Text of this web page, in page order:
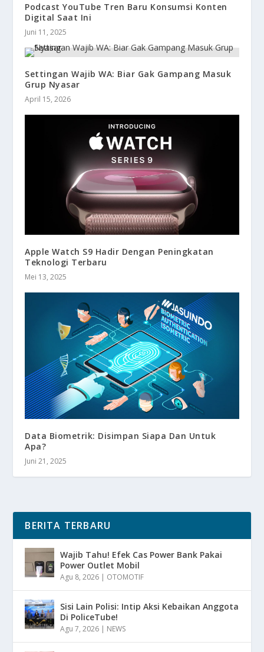
Podcast YouTube Tren Baru Konsumsi Konten
Digital Saat Ini
Juni 11, 2025
Settingan Wajib WA: Biar Gak Gampang Masuk
Grup Nyasar
April 15, 2026
Apple Watch S9 Hadir Dengan Peningkatan
Teknologi Terbaru
Mei 13, 2025
Data Biometrik: Disimpan Siapa Dan Untuk
Apa?
Juni 21, 2025
BERITA TERBARU
Wajib Tahu! Efek Cas Power Bank Pakai
Power Outlet Mobil
Agu 8, 2026 | OTOMOTIF
Sisi Lain Polisi: Intip Aksi Kebaikan Anggota
Di PoliceTube!
Agu 7, 2026 | NEWS